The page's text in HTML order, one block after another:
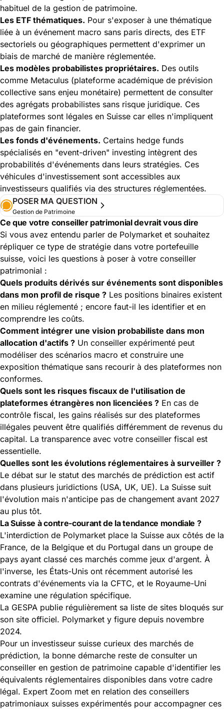
habituel de la gestion de patrimoine.
Les ETF thématiques. Pour s'exposer à une thématique
liée à un événement macro sans paris directs, des ETF
sectoriels ou géographiques permettent d'exprimer un
biais de marché de manière réglementée.
Les modèles probabilistes propriétaires. Des outils
comme Metaculus (plateforme académique de prévision
collective sans enjeu monétaire) permettent de consulter
des agrégats probabilistes sans risque juridique. Ces
plateformes sont légales en Suisse car elles n'impliquent
pas de gain financier.
Les fonds d'événements. Certains hedge funds
spécialisés en "event-driven" investing intègrent des
probabilités d'événements dans leurs stratégies. Ces
véhicules d'investissement sont accessibles aux
investisseurs qualifiés via des structures réglementées.
POSER MA QUESTION
Gestion de Patrimoine
Ce que votre conseiller patrimonial devrait vous dire
Si vous avez entendu parler de Polymarket et souhaitez
répliquer ce type de stratégie dans votre portefeuille
suisse, voici les questions à poser à votre conseiller
patrimonial :
Quels produits dérivés sur événements sont disponibles
dans mon profil de risque ? Les positions binaires existent
en milieu réglementé ; encore faut-il les identifier et en
comprendre les coûts.
Comment intégrer une vision probabiliste dans mon
allocation d'actifs ? Un conseiller expérimenté peut
modéliser des scénarios macro et construire une
exposition thématique sans recourir à des plateformes non
conformes.
Quels sont les risques fiscaux de l'utilisation de
plateformes étrangères non licenciées ? En cas de
contrôle fiscal, les gains réalisés sur des plateformes
illégales peuvent être qualifiés différemment de revenus du
capital. La transparence avec votre conseiller fiscal est
essentielle.
Quelles sont les évolutions réglementaires à surveiller ?
Le débat sur le statut des marchés de prédiction est actif
dans plusieurs juridictions (USA, UK, UE). La Suisse suit
l'évolution mais n'anticipe pas de changement avant 2027
au plus tôt.
La Suisse à contre-courant de la tendance mondiale ?
L'interdiction de Polymarket place la Suisse aux côtés de la
France, de la Belgique et du Portugal dans un groupe de
pays ayant classé ces marchés comme jeux d'argent. À
l'inverse, les États-Unis ont récemment autorisé les
contrats d'événements via la CFTC, et le Royaume-Uni
examine une régulation spécifique.
La GESPA publie régulièrement sa liste de sites bloqués sur
son site officiel. Polymarket y figure depuis novembre
2024.
Pour un investisseur suisse curieux des marchés de
prédiction, la bonne démarche reste de consulter un
conseiller en gestion de patrimoine capable d'identifier les
équivalents réglementaires disponibles dans votre cadre
légal. Expert Zoom met en relation des conseillers
patrimoniaux suisses expérimentés pour accompagner ces